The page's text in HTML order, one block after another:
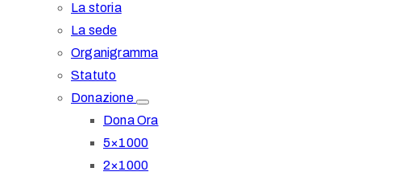
La storia
La sede
Organigramma
Statuto
Donazione
Dona Ora
5×1000
2×1000